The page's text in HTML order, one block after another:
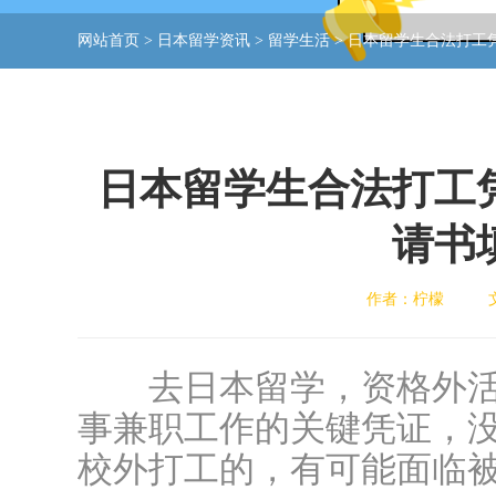
网站首页 > 日本留学资讯 > 留学生活 > 日本留学生合法打工
日本留学生合法打
请书
作者：柠檬
去日本留学，资格外活
事兼职工作的关键凭证，
校外打工的，有可能面临